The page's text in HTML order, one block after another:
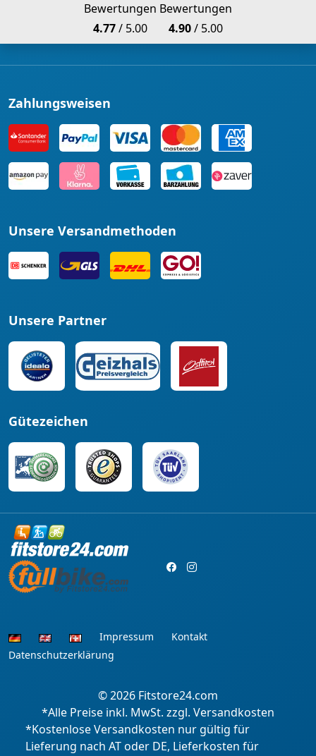
Bewertungen
4.77/ 5.00
Bewertungen
4.90/ 5.00
Zahlungsweisen
Unsere Versandmethoden
Unsere Partner
Gütezeichen
Impressum
Kontakt
Datenschutzerklärung
© 2026 Fitstore24.com
*Alle Preise inkl. MwSt. zzgl. Versandkosten
*Kostenlose Versandkosten nur gültig für
Lieferung nach AT oder DE, Lieferkosten für